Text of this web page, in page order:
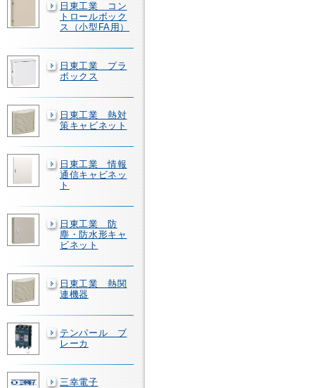
日東工業 コン
トロールボック
ス（小型FA用）
日東工業 プラ
ボックス
日東工業 熱対
策キャビネット
日東工業 情報
通信キャビネッ
ト
日東工業 防
塵・防水形キャ
ビネット
日東工業 熱関
連機器
テンパール ブ
レーカ
三幸電子